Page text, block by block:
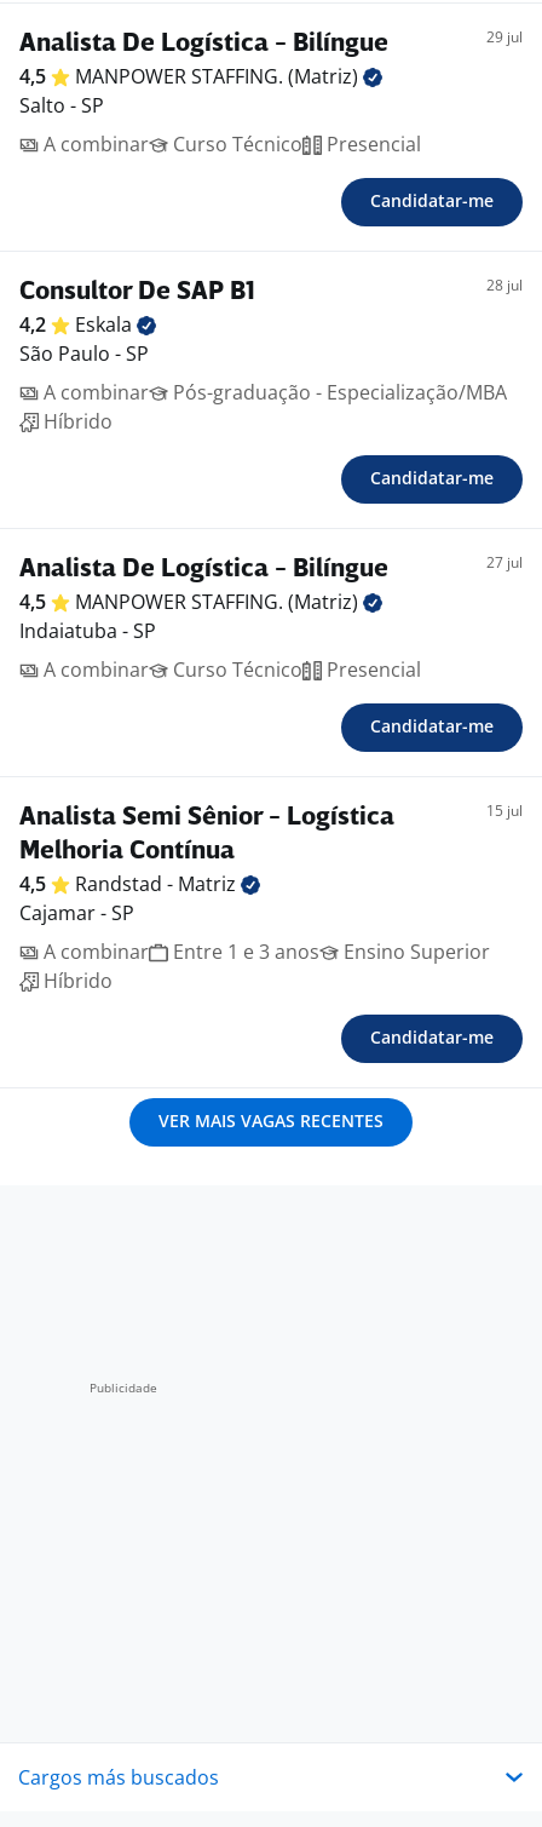
Analista De Logística - Bilíngue 29 jul
4,5 MANPOWER STAFFING. (Matriz)
Salto - SP
A combinar
Curso Técnico Presencial
Candidatar-me
Consultor De SAP B1 28 jul
4,2
Eskala
São Paulo - SP
A combinar
Pós-graduação - Especialização/MBA
Híbrido
Candidatar-me
Analista De Logística - Bilíngue 27 jul
4,5 MANPOWER STAFFING. (Matriz)
Indaiatuba - SP
A combinar
Curso Técnico Presencial
Candidatar-me
Analista Semi Sênior - Logística
Melhoria Contínua
15 jul
4,5 Randstad - Matriz
Cajamar - SP
A combinar
Entre 1 e 3 anos
Ensino Superior
Híbrido
Candidatar-me
VER MAIS VAGAS RECENTES
Cargos más buscados